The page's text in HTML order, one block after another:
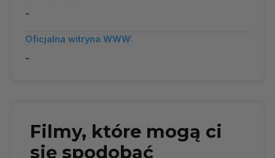
-
Oficjalna witryna WWW:
-
Filmy, które mogą ci
się spodobać